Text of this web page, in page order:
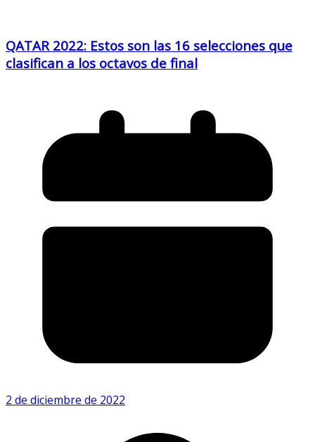
QATAR 2022: Estos son las 16 selecciones que
clasifican a los octavos de final
2 de diciembre de 2022